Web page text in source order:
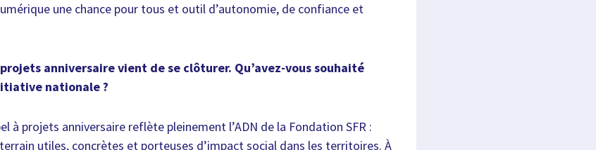
une chance pour tous et outil d’autonomie, de confiance et
anniversaire vient de se clôturer. Qu’avez-vous souhaité
nationale ?
à projets anniversaire reflète pleinement l’ADN de la Fondation SFR :
utiles, concrètes et porteuses d’impact social dans les territoires. À